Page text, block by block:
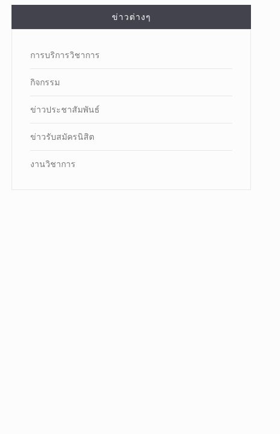
ข่าวต่างๆ
การบริการวิชาการ
กิจกรรม
ข่าวประชาสัมพันธ์
ข่าวรับสมัครนิสิต
งานวิชาการ